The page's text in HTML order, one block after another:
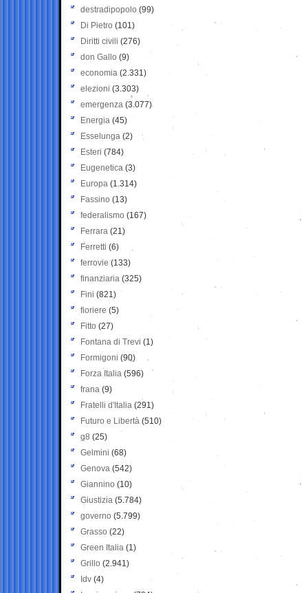
destradipopolo (99)
Di Pietro (101)
Diritti civili (276)
don Gallo (9)
economia (2.331)
elezioni (3.303)
emergenza (3.077)
Energia (45)
Esselunga (2)
Esteri (784)
Eugenetica (3)
Europa (1.314)
Fassino (13)
federalismo (167)
Ferrara (21)
Ferretti (6)
ferrovie (133)
finanziaria (325)
Fini (821)
fioriere (5)
Fitto (27)
Fontana di Trevi (1)
Formigoni (90)
Forza Italia (596)
frana (9)
Fratelli d'Italia (291)
Futuro e Libertà (510)
g8 (25)
Gelmini (68)
Genova (542)
Giannino (10)
Giustizia (5.784)
governo (5.799)
Grasso (22)
Green Italia (1)
Grillo (2.941)
Idv (4)